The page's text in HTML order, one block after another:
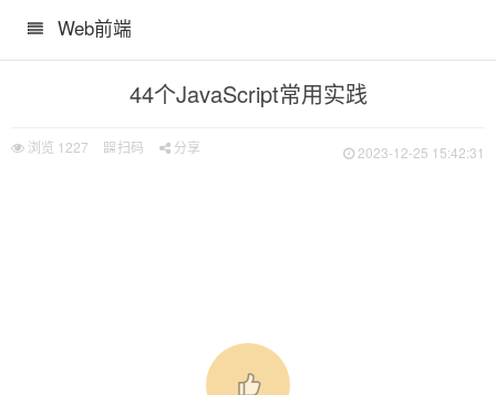
Web前端
44个JavaScript常用实践
浏览 1227 扫码 分享 2023-12-25 15:42:31